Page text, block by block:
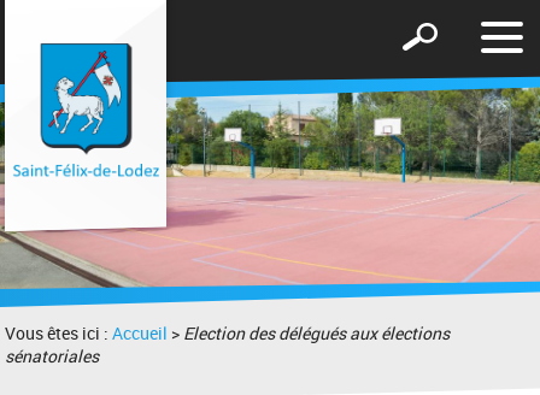
le
Afficher
formulaire
de
recherche
Vous êtes ici :Accueil > Election des délégués aux élections
sénatoriales